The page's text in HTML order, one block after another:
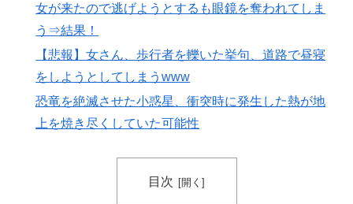
▶ 日本「俺は有名な武士の家系だけど世界のみんなは先祖
に偉人っている？」
▶ ぺこぱ松蔭寺「みんな右とか左とか拘りすぎ。思想関係
なく応援しようよ」
▶ スカトロ野郎「今日仕事が終わったらやっとうんこが食
べられるぞ」←こんなやつが実在する事実
韓国人「韓国サッカー協会、外国人審判に“性接待”報
道・・・」→「2002年の審判買収が事実だったの
女が来たので逃げようとするも眼鏡を奪われてしま
う⇒結果！
【悲報】女さん、歩行者を轢いた挙句、道路で昼寝
をしようとしてしまうwww
恐竜を絶滅させた小惑星、衝突時に発生した熱が地
上を焼き尽くしていた可能性
目次